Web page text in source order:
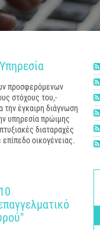
προσφερόμενων
στόχους του,-
την έγκαιρη διάγνωση
υπηρεσία πρώιμης
διαταραχές
οικογένειας.